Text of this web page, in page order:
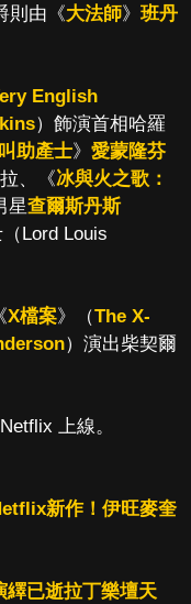
則由《大法師》 班丹
English
）飾演首相哈羅
助產士》 愛蒙隆芬
、《冰與火之歌：
星查爾斯丹斯
Lord Louis
X檔案》（The X-
）演出柴契爾
上線。
新作！伊旺麥奎
繹已逝拉丁樂壇天